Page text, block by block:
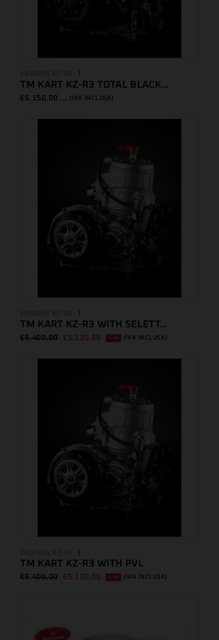
TM KART KZ-R3 TOTAL BLACK...
€ 6.150,00 ... (IVA INCLUSA)
TM KART KZ-R3 WITH SELETT...
€5.400,00 € 5.130,00 -5.0% (IVA INCLUSA)
TM KART KZ-R3 WITH PVL
€5.400,00 € 5.130,00 -5.0% (IVA INCLUSA)